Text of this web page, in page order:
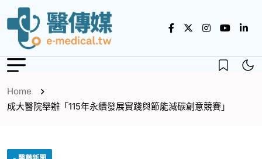
Home
成大醫院舉辦「115年永續發展實踐與節能減碳創意競賽」